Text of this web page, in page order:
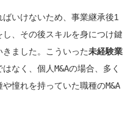
いけないため、事業継承後1
、その後スキルを身につけ鍵
ました。こういった未経験業
なく、 個人M&Aの場合、多く
憧れを持っていた職種のM&A